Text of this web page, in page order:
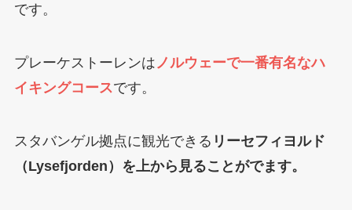
です。
プレーケストーレンはノルウェーで一番有名なハ
イキングコースです。
スタバンゲル拠点に観光できる リーセフィヨルド
（Lysefjorden）を上から見ることがでます。